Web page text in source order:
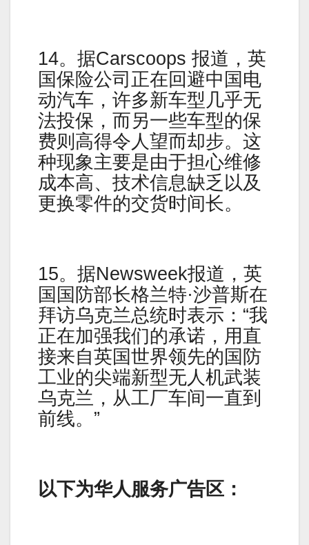
14。据Carscoops 报道，英
国保险公司正在回避中国电
动汽车，许多新车型几乎无
法投保，而另一些车型的保
费则高得令人望而却步。这
种现象主要是由于担心维修
成本高、技术信息缺乏以及
更换零件的交货时间长。
15。据Newsweek报道，英
国国防部长格兰特·沙普斯在
拜访乌克兰总统时表示：“我
正在加强我们的承诺，用直
接来自英国世界领先的国防
工业的尖端新型无人机武装
乌克兰，从工厂车间一直到
前线。”
以下为华人服务广告区：